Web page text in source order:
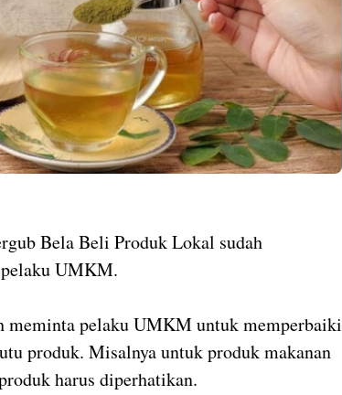
Bela Beli Produk Lokal sudah
pelaku UMKM.
meminta pelaku UMKM untuk memperbaiki
produk. Misalnya untuk produk makanan
harus diperhatikan.